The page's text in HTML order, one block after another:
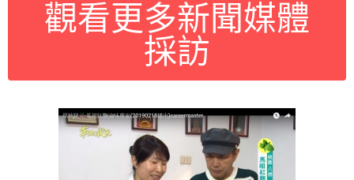
觀看更多新聞媒體
採訪